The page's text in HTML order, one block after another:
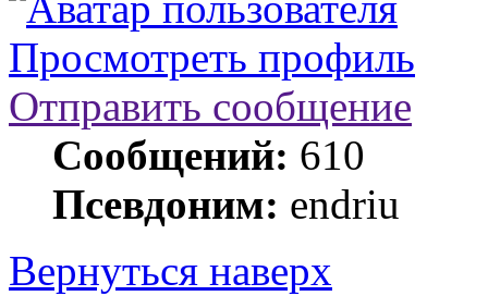
Просмотреть профиль
Отправить сообщение
Сообщений: 610
Псевдоним: endriu
Вернуться наверх